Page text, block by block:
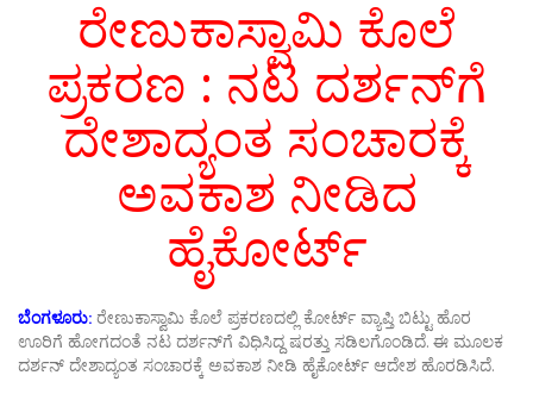
ರೇಣುಕಾಸ್ವಾಮಿ ಕೊಲೆ
ಪ್ರಕರಣ : ನಟ ದರ್ಶನ್‌ಗೆ
ದೇಶಾದ್ಯಂತ ಸಂಚಾರಕ್ಕೆ
ಅವಕಾಶ ನೀಡಿದ
ಹೈಕೋರ್ಟ್
ಬೆಂಗಳೂರು: ರೇಣುಕಾಸ್ವಾಮಿ ಕೊಲೆ ಪ್ರಕರಣದಲ್ಲಿ ಕೋರ್ಟ್ ವ್ಯಾಪ್ತಿ ಬಿಟ್ಟು ಹೊರ
ಊರಿಗೆ ಹೋಗದಂತೆ ನಟ ದರ್ಶನ್‌ಗೆ ವಿಧಿಸಿದ್ದ ಷರತ್ತು ಸಡಿಲಗೊಂಡಿದೆ. ಈ ಮೂಲಕ
ದರ್ಶನ್ ದೇಶಾದ್ಯಂತ ಸಂಚಾರಕ್ಕೆ ಅವಕಾಶ ನೀಡಿ ಹೈಕೋರ್ಟ್‌ ಆದೇಶ ಹೊರಡಿಸಿದೆ.